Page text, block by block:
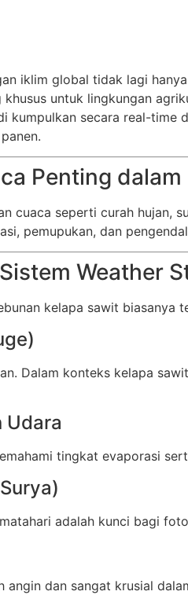
iklim global tidak lagi
khusus untuk lingkungan
kumpulkan secara real-
Penting
cuaca seperti curah hujan,
pemupukan, dan
Weather
kelapa sawit biasanya
Dalam konteks kelapa
Udara
tingkat evaporasi
adalah kunci bagi
dan sangat krusial